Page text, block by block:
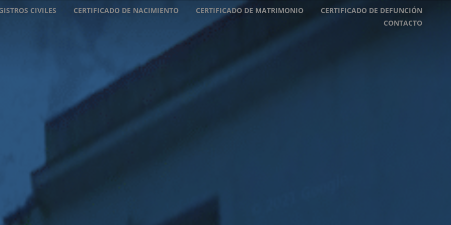
CIVILES CERTIFICADO DE NACIMIENTO CERTIFICADO DE MATRIMONIO
CERTIFICADO DE DEFUNCIÓN
CONTACTO